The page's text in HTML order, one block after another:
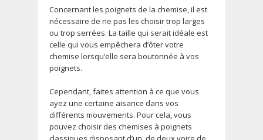
Concernant les poignets de la chemise, il est
nécessaire de ne pas les choisir trop larges
ou trop serrées. La taille qui serait idéale est
celle qui vous empêchera d’ôter votre
chemise lorsqu’elle sera boutonnée à vos
poignets.
Cependant, faites attention à ce que vous
ayez une certaine aisance dans vos
différents mouvements. Pour cela, vous
pouvez choisir des chemises à poignets